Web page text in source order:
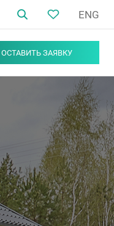
ENG
ОСТАВИТЬ ЗАЯВКУ